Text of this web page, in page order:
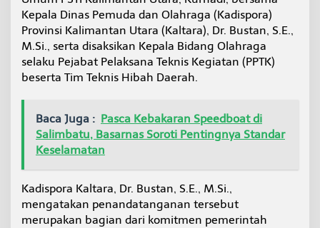
n
H
i
b
a
h
Kepala Dinas Pemuda dan Olahraga (Kadispora)
Provinsi Kalimantan Utara (Kaltara), Dr. Bustan, S.E.,
M.Si., serta disaksikan Kepala Bidang Olahraga
selaku Pejabat Pelaksana Teknis Kegiatan (PPTK)
beserta Tim Teknis Hibah Daerah.
Baca Juga : Pasca Kebakaran Speedboat di
Salimbatu, Basarnas Soroti Pentingnya Standar
Keselamatan
Kadispora Kaltara, Dr. Bustan, S.E., M.Si.,
mengatakan penandatanganan tersebut
merupakan bagian dari komitmen pemerintah